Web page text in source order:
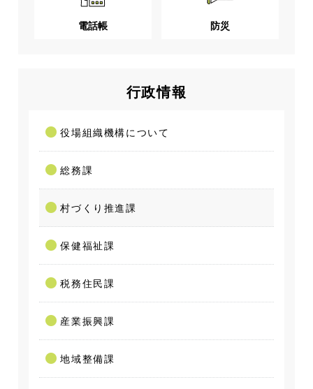
電話帳 防災
行政情報
役場組織機構について
総務課
村づくり推進課
保健福祉課
税務住民課
産業振興課
地域整備課